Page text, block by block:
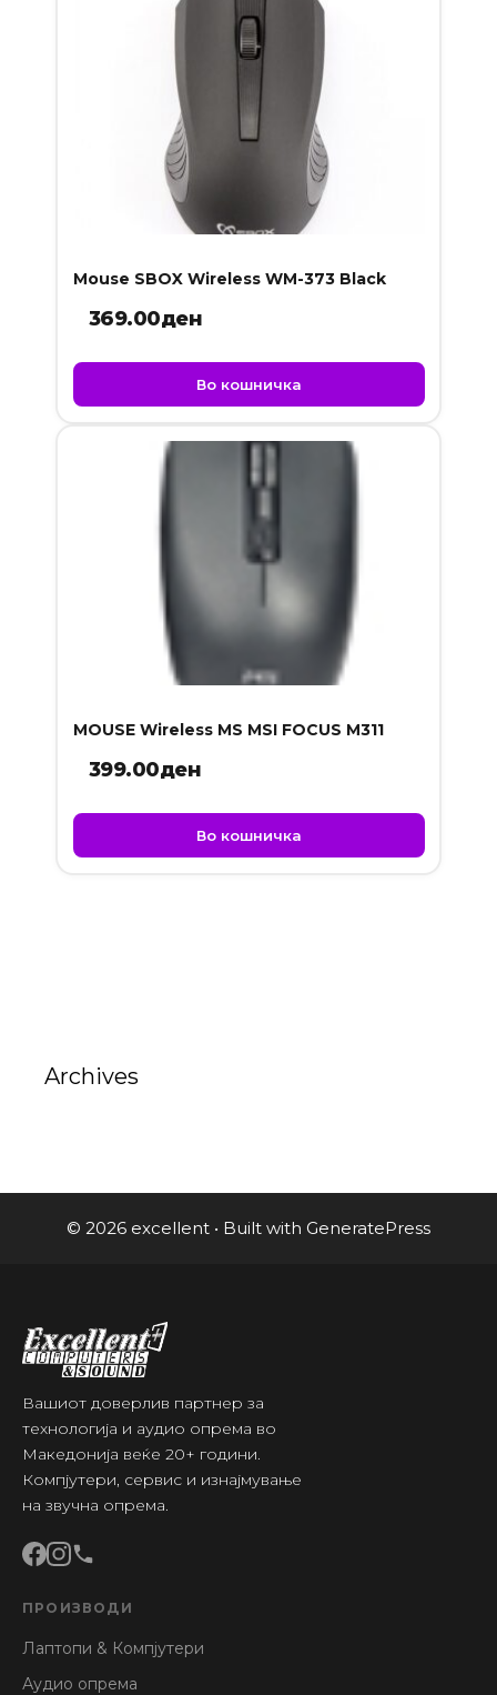
Mouse SBOX Wireless WM-373 Black
369.00ден
Во кошничка
MOUSE Wireless MS MSI FOCUS M311
399.00ден
Во кошничка
Archives
© 2026 excellent • Built with GeneratePress
Вашиот доверлив партнер за
технологија и аудио опрема во
Македонија веќе 20+ години.
Компјутери, сервис и изнајмување
на звучна опрема.
ПРОИЗВОДИ
Лаптопи & Компјутери
Аудио опрема